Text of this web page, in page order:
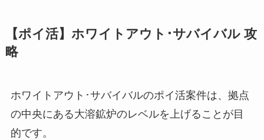
【ポイ活】ホワイトアウト･サバイバル 攻
略
ホワイトアウト･サバイバルのポイ活案件は、拠点
の中央にある大溶鉱炉のレベルを上げることが目
的です。